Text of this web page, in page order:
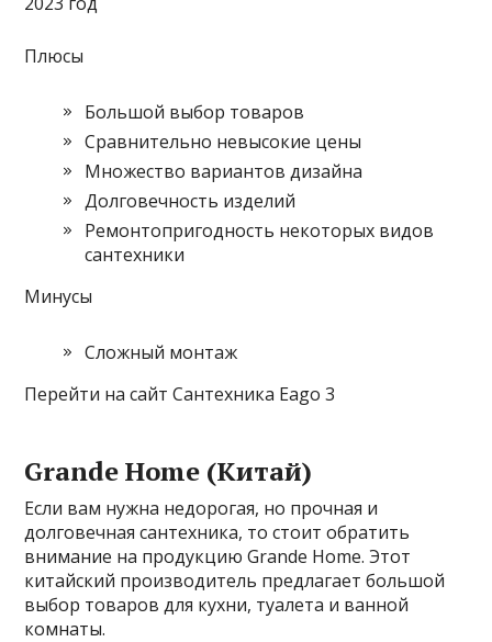
Плюсы
Большой выбор товаров
Сравнительно невысокие цены
Множество вариантов дизайна
Долговечность изделий
Ремонтопригодность некоторых видов
сантехники
Минусы
Сложный монтаж
Перейти на сайт Сантехника Eago 3
Grande Home (Китай)
Если вам нужна недорогая, но прочная и
долговечная сантехника, то стоит обратить
внимание на продукцию Grande Home. Этот
китайский производитель предлагает большой
выбор товаров для кухни, туалета и ванной
комнаты.